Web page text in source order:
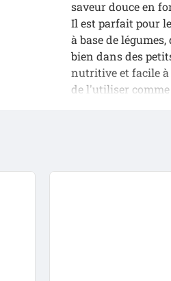
saveur douce en
Il est parfait pour
à base de
bien dans des
nutritive et facile à
de l'utiliser comme
recette de